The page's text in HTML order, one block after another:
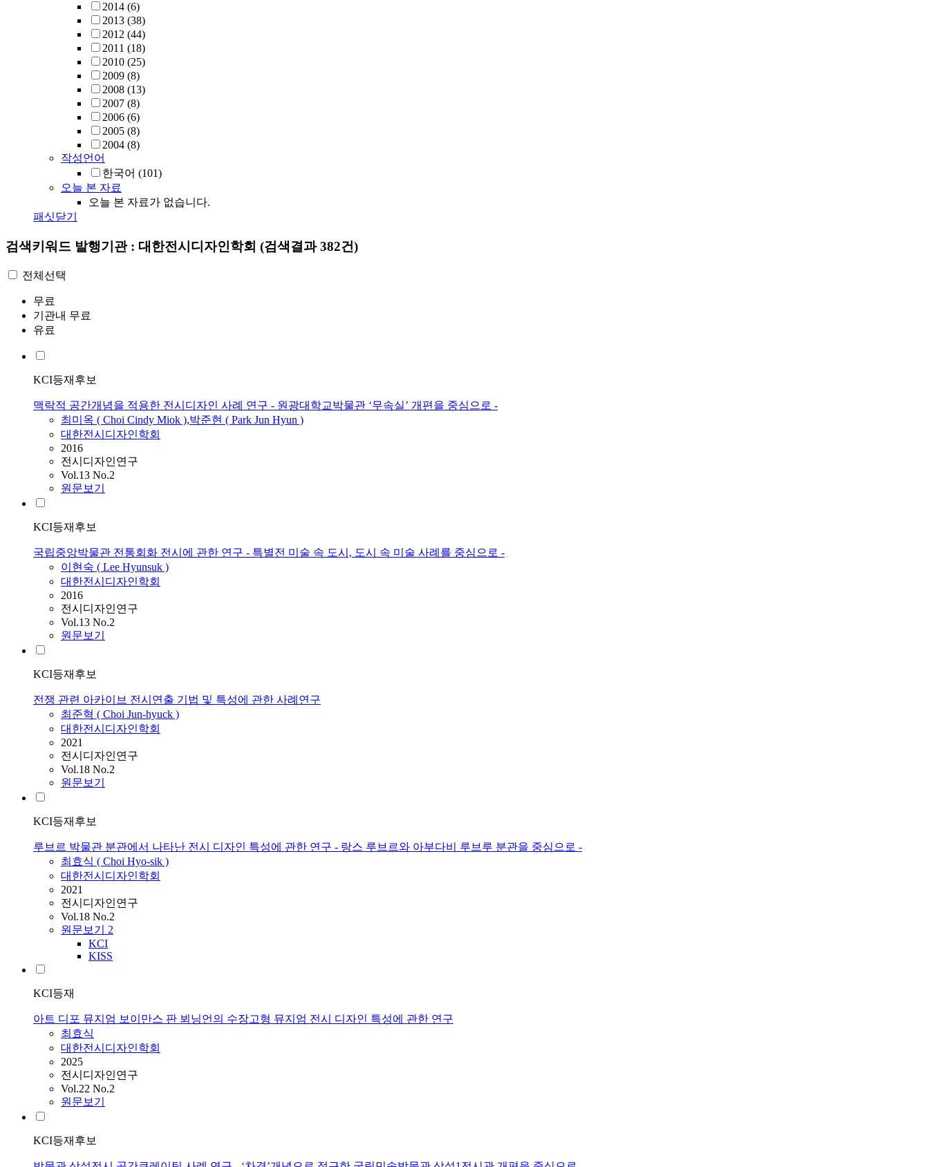
2014 (6)
2013 (38)
2012 (44)
2011 (18)
2010 (25)
2009 (8)
2008 (13)
2007 (8)
2006 (6)
2005 (8)
2004 (8)
작성언어
한국어 (101)
오늘 본 자료
오늘 본 자료가 없습니다.
패싯닫기
검색키워드 발행기관 : 대한전시디자인학회 (검색결과 382건)
전체선택
무료
기관내 무료
유료
KCI등재후보
맥락적 공간개념을 적용한 전시디자인 사례 연구 - 원광대학교박물관 ‘무속실’ 개편을 중심으로 -
최미옥 ( Choi Cindy Miok ),박준현 ( Park Jun Hyun )
대한전시디자인학회
2016
전시디자인연구
Vol.13 No.2
원문보기
KCI등재후보
국립중앙박물관 전통회화 전시에 관한 연구 - 특별전 미술 속 도시, 도시 속 미술 사례를 중심으로 -
이현숙 ( Lee Hyunsuk )
대한전시디자인학회
2016
전시디자인연구
Vol.13 No.2
원문보기
KCI등재후보
전쟁 관련 아카이브 전시연출 기법 및 특성에 관한 사례연구
최준혁 ( Choi Jun-hyuck )
대한전시디자인학회
2021
전시디자인연구
Vol.18 No.2
원문보기
KCI등재후보
루브르 박물관 분관에서 나타난 전시 디자인 특성에 관한 연구 - 랑스 루브르와 아부다비 루브루 분관을 중심으로 -
최효식 ( Choi Hyo-sik )
대한전시디자인학회
2021
전시디자인연구
Vol.18 No.2
원문보기 2
KCI
KISS
KCI등재
아트 디포 뮤지엄 보이만스 판 뵈닝언의 수장고형 뮤지엄 전시 디자인 특성에 관한 연구
최효식
대한전시디자인학회
2025
전시디자인연구
Vol.22 No.2
원문보기
KCI등재후보